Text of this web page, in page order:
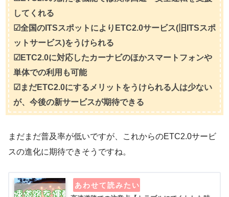
してくれる
☑全国のITSスポットによりETC2.0サービス(旧ITSスポ
ットサービス)をうけられる
☑ETC2.0に対応したカーナビのほかスマートフォンや
単体での利用も可能
☑まだETC2.0にするメリットをうけられる人は少ない
が、今後の新サービスが期待できる
まだまだ普及率が低いですが、これからのETC2.0サービ
スの進化に期待できそうですね。